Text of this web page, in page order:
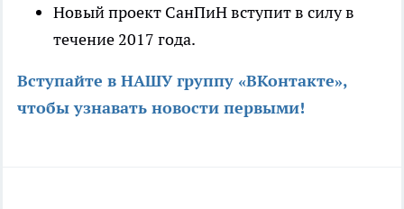
Новый проект СанПиН вступит в силу в
течение 2017 года.
Вступайте в НАШУ группу «ВКонтакте»,
чтобы узнавать новости первыми!